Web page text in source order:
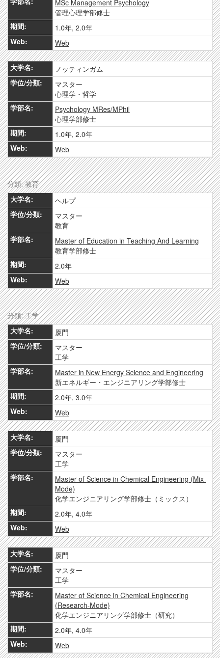
MSc Management Psychology
管理心理学部修士
1.0年, 2.0年
Web
ノッティンガム
マスター
心理学・哲学
Psychology MRes/MPhil
心理学部修士
1.0年, 2.0年
Web
分類: 教育
ヘルプ
マスター
教育
Master of Education in Teaching And Learning
教育学部修士
2.0年
Web
分類: 工学
厦門
マスター
工学
Master in New Energy Science and Engineering
新エネルギー・エンジニアリング学部修士
2.0年, 3.0年
Web
厦門
マスター
工学
Master of Science in Chemical Engineering (Mix-
Mode)
化学エンジニアリング学部修士（ミックス）
2.0年, 4.0年
Web
厦門
マスター
工学
Master of Science in Chemical Engineering
(Research-Mode)
化学エンジニアリング学部修士（研究）
2.0年, 4.0年
Web